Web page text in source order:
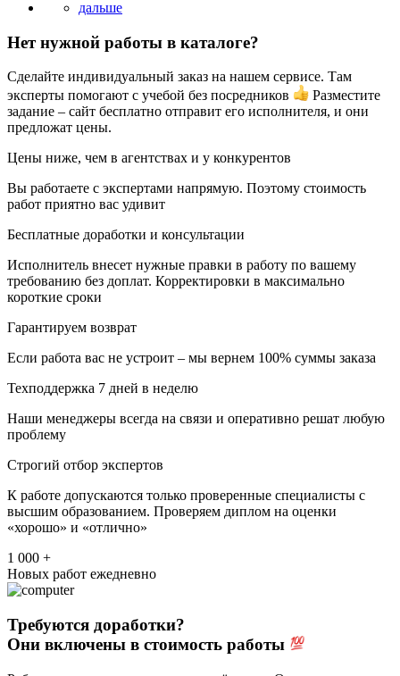
Нет нужной работы в каталоге?
Сделайте индивидуальный заказ на нашем сервисе. Там
эксперты помогают с учебой без посредников
Разместите
задание – сайт бесплатно отправит его исполнителя, и они
предложат цены.
Цены ниже, чем в агентствах и у конкурентов
Вы работаете с экспертами напрямую. Поэтому стоимость
работ приятно вас удивит
Бесплатные доработки и консультации
Исполнитель внесет нужные правки в работу по вашему
требованию без доплат. Корректировки в максимально
короткие сроки
Гарантируем возврат
Если работа вас не устроит – мы вернем 100% суммы заказа
Техподдержка 7 дней в неделю
Наши менеджеры всегда на связи и оперативно решат любую
проблему
Строгий отбор экспертов
К работе допускаются только проверенные специалисты с
высшим образованием. Проверяем диплом на оценки
«хорошо» и «отлично»
1 000 +
Новых работ ежедневно
Требуются доработки?
Они включены в стоимость работы